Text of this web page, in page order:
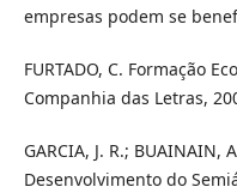
empresas podem se
FURTADO, C. Formação
Companhia das Letras,
GARCIA, J. R.; BUAINAIN,
Desenvolvimento do